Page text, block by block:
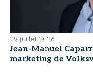
29 juillet 2026
Jean-Manuel
marketing de